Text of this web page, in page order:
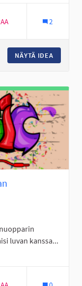
2
NÄYTÄ IDEA
luvan kanssa...